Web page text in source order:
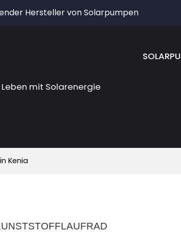
Hersteller von Solarpumpen
mit Solarenergie
Kenia